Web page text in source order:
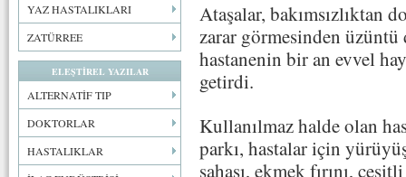
YAZ HASTALIKLARI
ZATÜRREE
ELEŞTİREL YAZILAR
ALTERNATİF TIP
DOKTORLAR
HASTALIKLAR
Ataşalar, bakımsızlıktan
zarar görmesinden
hastanenin bir an evvel
getirdi.
Kullanılmaz halde olan
parkı, hastalar için
sahası, ekmek fırını,